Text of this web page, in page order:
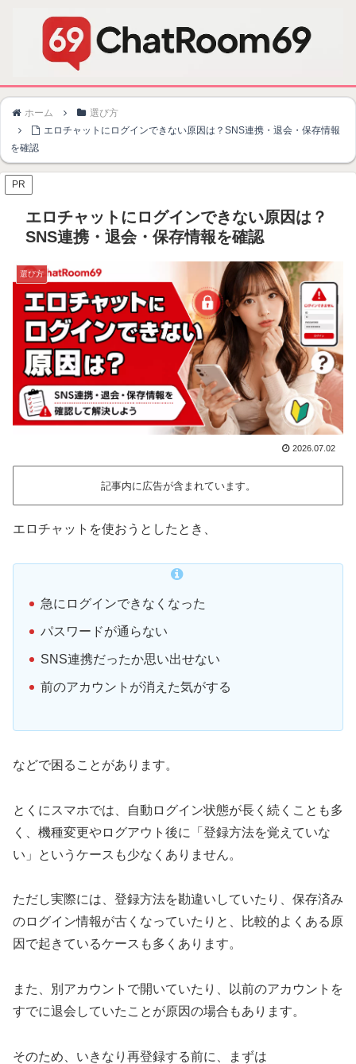
ホーム
選び方
エロチャットにログインできない原因は？SNS連携・退会・保存情報
を確認
PR
エロチャットにログインできない原因は？
SNS連携・退会・保存情報を確認
選び方
2026.07.02
記事内に広告が含まれています。
エロチャットを使おうとしたとき、
急にログインできなくなった
パスワードが通らない
SNS連携だったか思い出せない
前のアカウントが消えた気がする
などで困ることがあります。
とくにスマホでは、自動ログイン状態が長く続くことも多
く、機種変更やログアウト後に「登録方法を覚えていな
い」というケースも少なくありません。
ただし実際には、登録方法を勘違いしていたり、保存済み
のログイン情報が古くなっていたりと、比較的よくある原
因で起きているケースも多くあります。
また、別アカウントで開いていたり、以前のアカウントを
すでに退会していたことが原因の場合もあります。
そのため、いきなり再登録する前に、まずは